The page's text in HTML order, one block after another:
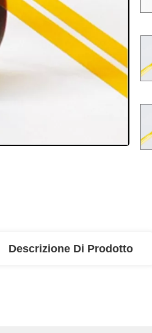
Descrizione Di Prodotto